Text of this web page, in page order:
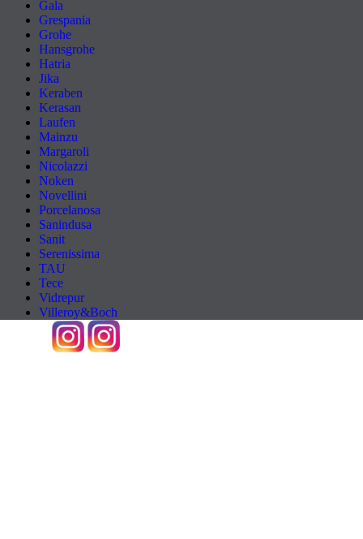
Gala
Grespania
Grohe
Hansgrohe
Hatria
Jika
Keraben
Kerasan
Laufen
Mainzu
Margaroli
Nicolazzi
Noken
Novellini
Porcelanosa
Sanindusa
Sanit
Serenissima
TAU
Tece
Vidrepur
Villeroy&Boch